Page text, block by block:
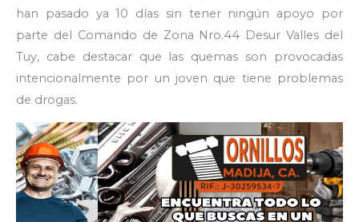
han pasado ya 10 días sin tener ningún apoyo por
parte del Comando de Zona Nro.44 Desur Valles del
Tuy, cabe destacar que las quemas son provocadas
intencionalmente por un joven que tiene problemas
de drogas.